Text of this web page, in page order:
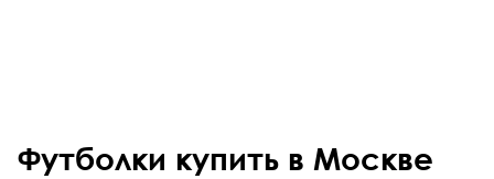
Футболки купить в Москве